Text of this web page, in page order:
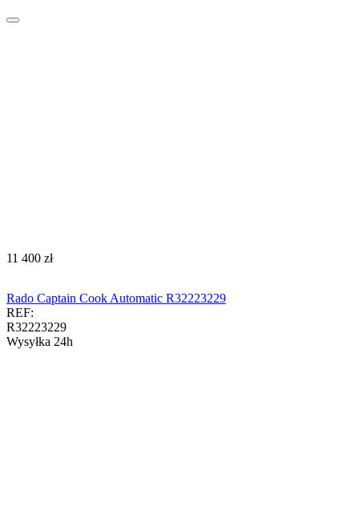
‍11 400‍ zł
Rado Captain Cook Automatic R32223229
REF:
R32223229
Wysyłka 24h